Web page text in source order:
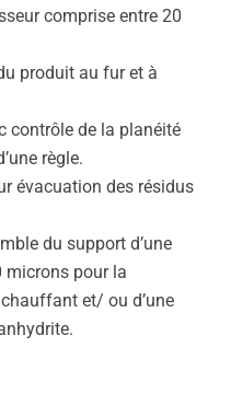
comprise entre 20
produit au fur et à
contrôle de la planéité
règle.
évacuation des résidus
du support d’une
microns pour la
et/ ou d’une